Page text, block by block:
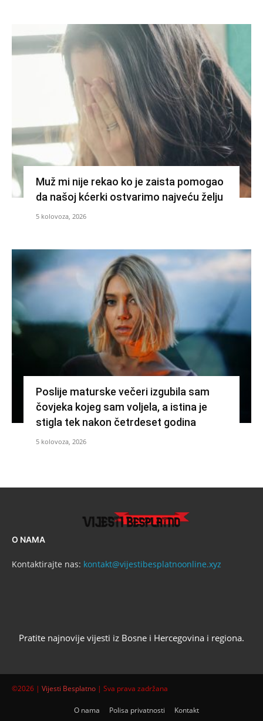
Muž mi nije rekao ko je zaista pomogao
da našoj kćerki ostvarimo najveću želju
5 kolovoza, 2026
Poslije maturske večeri izgubila sam
čovjeka kojeg sam voljela, a istina je
stigla tek nakon četrdeset godina
5 kolovoza, 2026
O NAMA
Kontaktirajte nas: kontakt@vijestibesplatnoonline.xyz
Pratite najnovije vijesti iz Bosne i Hercegovina i regiona.
©2026 | Vijesti Besplatno | Sva prava zadržana
O nama Polisa privatnosti Kontakt